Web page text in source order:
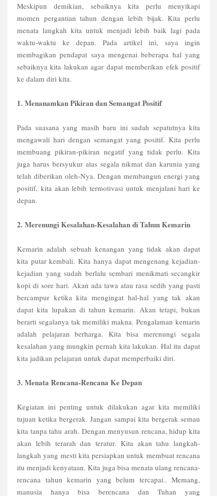
Meskipun demikian, sebaiknya kita perlu menyikapi
momen pergantian tahun dengan lebih bijak. Kita perlu
menata langkah kita untuk menjadi lebih baik lagi pada
waktu-waktu ke depan. Pada artikel ini, saya ingin
membagikan pendapat saya mengenai beberapa hal yang
sebaiknya kita lakukan agar dapat memberikan efek positif
ke dalam diri kita.
1. Menanamkan Pikiran dan Semangat Positif
Pada suasana yang masih baru ini sudah sepatutnya kita
mengawali hari dengan semangat yang positif. Kita perlu
membuang pikiran-pikiran negatif yang tidak perlu. Kita
juga harus bersyukur atas segala nikmat dan karunia yang
telah diberikan oleh-Nya. Dengan membangun energi yang
positif, kita akan lebih termotivasi untuk menjalani hari ke
depan.
2. Merenungi Kesalahan-Kesalahan di Tahun Kemarin
Kemarin adalah sebuah kenangan yang tidak akan dapat
kita putar kembali. Kita hanya dapat mengenang kejadian-
kejadian yang sudah berlalu sembari menikmati secangkir
kopi di sore hari. Akan ada tawa atau rasa sedih yang pasti
bercampur ketika kita mengingat hal-hal yang tak akan
dapat kita lupakan di tahun kemarin. Akan tetapi, bukan
berarti segalanya tak memiliki makna. Pengalaman kemarin
adalah pelajaran berharga. Kita bisa merenungi segala
kesalahan yang mungkin pernah kita lakukan. Hal itu dapat
kita jadikan pelajaran untuk dapat memperbaiki diri.
3. Menata Rencana-Rencana Ke Depan
Kegiatan ini penting untuk dilakukan agar kita memiliki
tujuan ketika bergerak. Jangan sampai kita bergerak semau
kita tanpa tahu arah. Dengan menyusun rencana, hidup kita
akan lebih terarah dan teratur. Kita akan tahu langkah-
langkah yang mesti kita persiapkan untuk membuat rencana
itu menjadi kenyataan. Kita juga bisa menata ulang rencana-
rencana tahun kemarin yang belum tercapai.. Memang,
manusia hanya bisa berencana dan Tuhan yang